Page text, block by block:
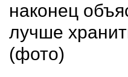
наконец
лучше
(фото)